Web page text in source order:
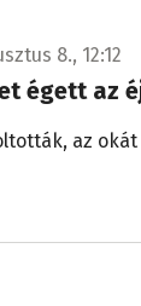
8., 12:12
égett az
az okát